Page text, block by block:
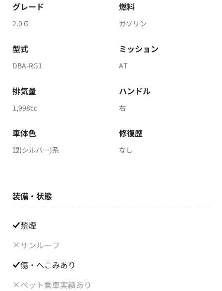
グレード
2.0 G
燃料
ガソリン
型式
DBA-RG1
ミッション
AT
排気量
1,998cc
ハンドル
右
車体色
銀(シルバー)系
修復歴
なし
装備・状態
禁煙
サンルーフ
傷・へこみあり
ペット乗車実績あり